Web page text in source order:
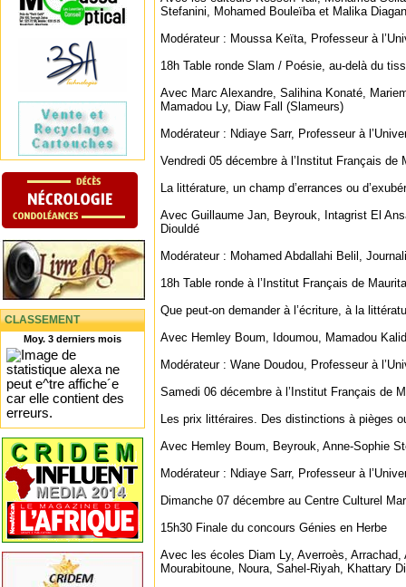
CLASSEMENT
Moy. 3 derniers mois
Stefanini, Mohamed Bouleïba et Malika
Modérateur : Moussa Keïta, Professeur à
18h Table ronde Slam / Poésie, au-delà du
Avec Marc Alexandre, Salihina Konaté,
Mamadou Ly, Diaw Fall (Slameurs)
Modérateur : Ndiaye Sarr, Professeur à
Vendredi 05 décembre à l’Institut Français de
La littérature, un champ d’errances ou
Avec Guillaume Jan, Beyrouk, Intagrist El
Diouldé
Modérateur : Mohamed Abdallahi Belil,
18h Table ronde à l’Institut Français de
Que peut-on demander à l’écriture, à la
Avec Hemley Boum, Idoumou, Mamadou
Modérateur : Wane Doudou, Professeur à
Samedi 06 décembre à l’Institut Français de
Les prix littéraires. Des distinctions à pièges
Avec Hemley Boum, Beyrouk, Anne-Sophie
Modérateur : Ndiaye Sarr, Professeur à
Dimanche 07 décembre au Centre Culturel
15h30 Finale du concours Génies en Herbe
Avec les écoles Diam Ly, Averroès, Arrachad,
Mourabitoune, Noura, Sahel-Riyah, Khattary